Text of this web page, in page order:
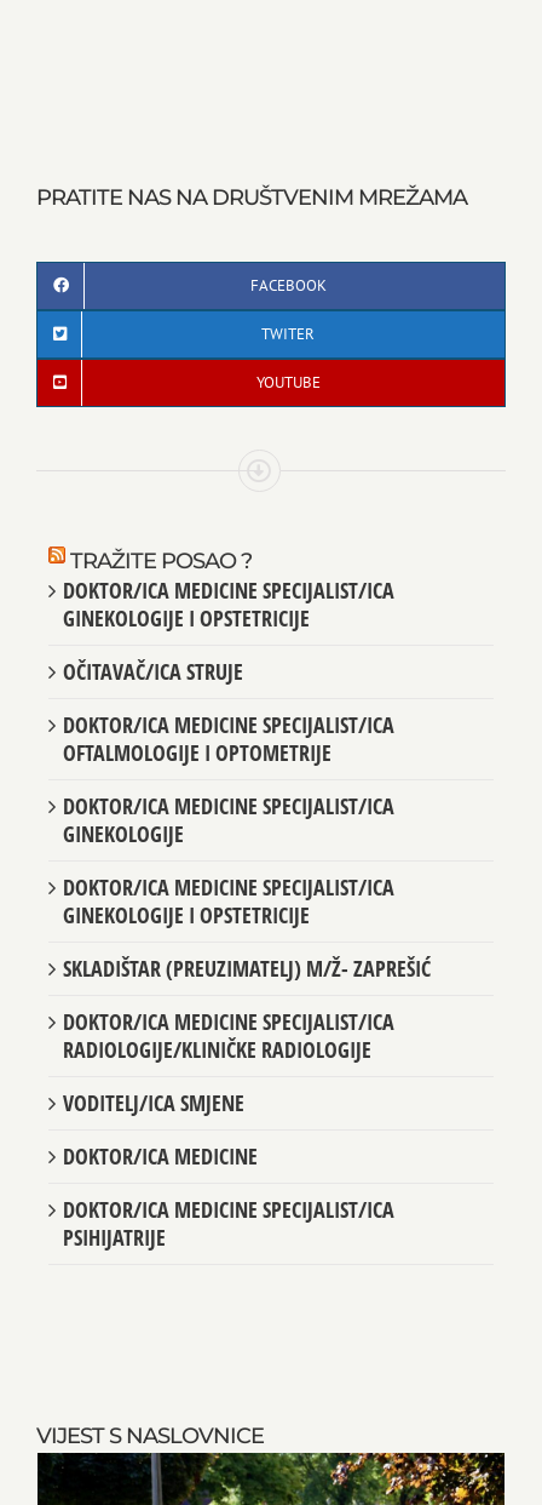
VIJEST S NASLOVNICE
PRATITE NAS NA DRUŠTVENIM MREŽAMA
FACEBOOK
TWITER
YOUTUBE
TRAŽITE POSAO ?
DOKTOR/ICA MEDICINE SPECIJALIST/ICA
GINEKOLOGIJE I OPSTETRICIJE
OČITAVAČ/ICA STRUJE
DOKTOR/ICA MEDICINE SPECIJALIST/ICA
OFTALMOLOGIJE I OPTOMETRIJE
DOKTOR/ICA MEDICINE SPECIJALIST/ICA
GINEKOLOGIJE
DOKTOR/ICA MEDICINE SPECIJALIST/ICA
GINEKOLOGIJE I OPSTETRICIJE
SKLADIŠTAR (PREUZIMATELJ) M/Ž- ZAPREŠIĆ
DOKTOR/ICA MEDICINE SPECIJALIST/ICA
RADIOLOGIJE/KLINIČKE RADIOLOGIJE
VODITELJ/ICA SMJENE
DOKTOR/ICA MEDICINE
DOKTOR/ICA MEDICINE SPECIJALIST/ICA
PSIHIJATRIJE